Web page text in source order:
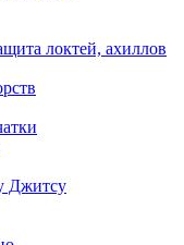
локтей, ахиллов
Джитсу